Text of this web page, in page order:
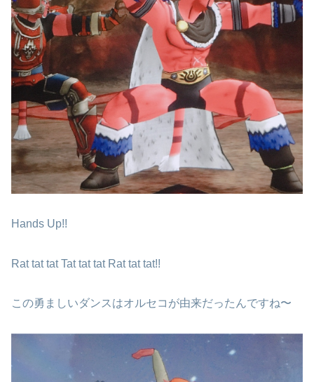
Hands Up!!
Rat tat tat Tat tat tat Rat tat tat!!
この勇ましいダンスはオルセコが由来だったんですね〜